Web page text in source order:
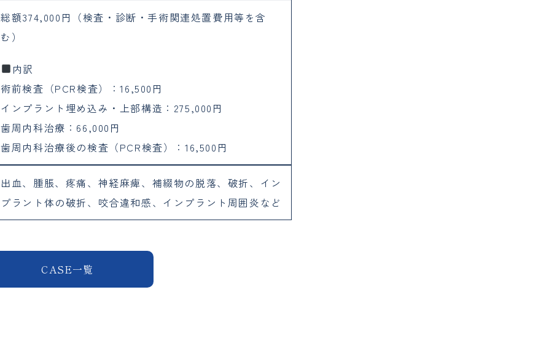
総額374,000円（検査・診断・手術関連処置費用等を含
む）
内訳
術前検査（PCR検査）：16,500円
インプラント埋め込み・上部構造：275,000円
歯周内科治療：66,000円
歯周内科治療後の検査（PCR検査）：16,500円
出血、腫脹、疼痛、神経麻痺、補綴物の脱落、破折、イン
プラント体の破折、咬合違和感、インプラント周囲炎など
CASE一覧